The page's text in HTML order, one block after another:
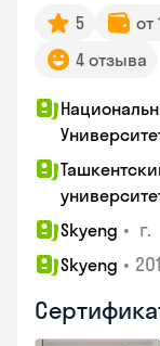
5 от
4 отзыва
Skyeng • г.
Skyeng •